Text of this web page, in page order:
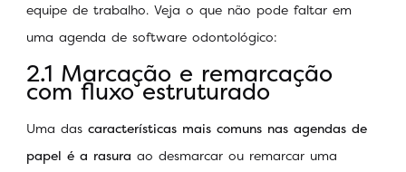
equipe de trabalho. Veja o que não pode faltar em
uma agenda de software odontológico:
2.1 Marcação e remarcação
com fluxo estruturado
Uma das características mais comuns nas agendas de
papel é a rasura ao desmarcar ou remarcar uma